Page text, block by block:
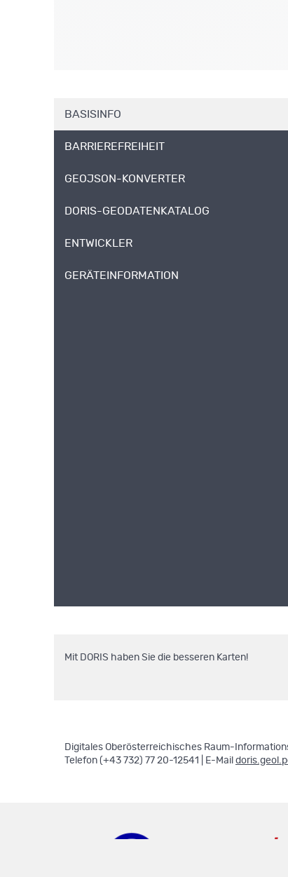
BASISINFO
BARRIEREFREIHEIT
GEOJSON-KONVERTER
DORIS-GEODATENKATALOG
ENTWICKLER
GERÄTEINFORMATION
Mit DORIS haben Sie die besseren Karten!
Digitales Oberösterreichisches Raum-
Telefon (+43 732) 77 20-12541 | E-Mail